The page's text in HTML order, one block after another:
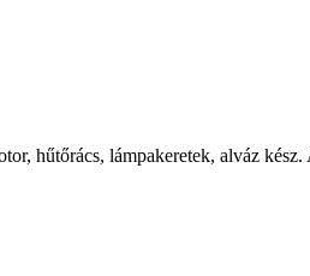
hűtőrács, lámpakeretek, alváz